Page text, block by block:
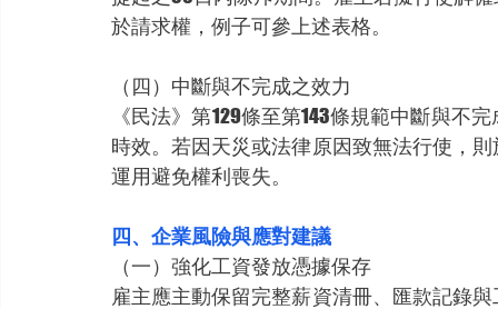
於請求權，例子可參上述表格。
（四）中斷與不完成之效力
《民法》第129條至第143條規範中斷與不
時效。若因天災或法律原因致無法行使，
運用避免權利喪失。
四、企業風險與應對建議
（一）強化工資發放憑據保存
雇主應主動保留完整薪資清冊、匯款記錄